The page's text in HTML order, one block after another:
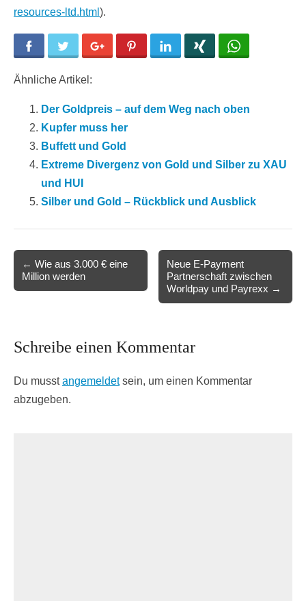
resources-ltd.html ).
Facebook Twitter Google+ Pinterest LinkedIn
Ähnliche Artikel:
Der Goldpreis – auf dem Weg nach oben
Kupfer muss her
Buffett und Gold
Extreme Divergenz von Gold und Silber zu XAU
und HUI
Silber und Gold – Rückblick und Ausblick
Post
navigation
← Wie aus 3.000 € eine
Million werden
Neue E-Payment
Partnerschaft zwischen
Worldpay und Payrexx →
Schreibe einen Kommentar
Du musstangemeldetsein, um einen Kommentar
abzugeben.